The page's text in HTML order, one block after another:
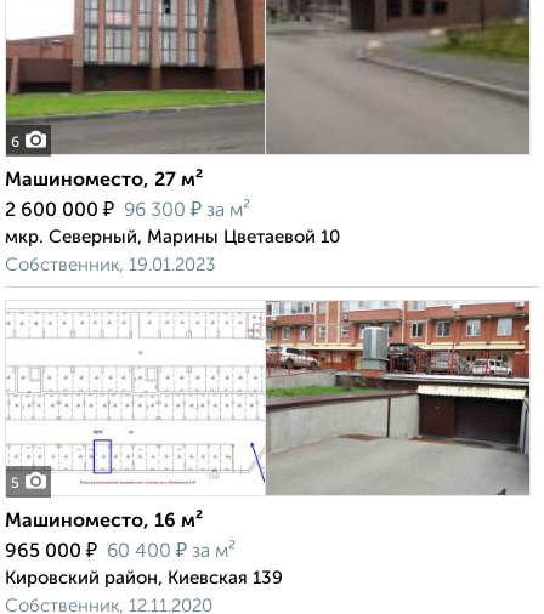
6
Машиноместо, 27 м²
2 600 000 ₽ 96 300 ₽ за м²
мкр. Северный, Марины Цветаевой 10
Собственник, 19.01.2023
5
Машиноместо, 16 м²
965 000 ₽ 60 400 ₽ за м²
Кировский район, Киевская 139
Собственник, 12.11.2020